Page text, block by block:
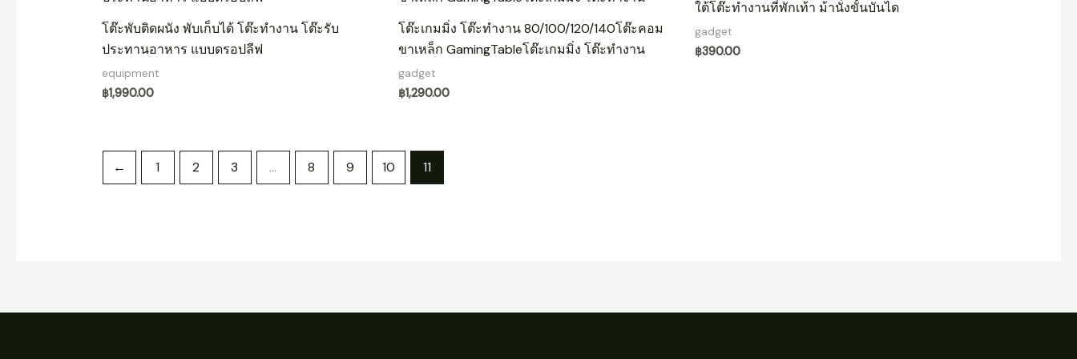
โต๊ะพับติดผนัง พับเก็บได้ โต๊ะทำงาน โต๊ะรับ
ประทานอาหาร แบบดรอปลีฟ
equipment
฿1,990.00
โต๊ะเกมมิ่ง โต๊ะทำงาน 80/100/120/140โต๊ะคอม
ขาเหล็ก GamingTableโต๊ะเกมมิ่ง โต๊ะทำงาน
gadget
฿1,290.00
ใต้โต๊ะทำงานที่พักเท้า ม้านั่งขั้นบันได
gadget
฿390.00
← 1 2 3 … 8 9 10 11